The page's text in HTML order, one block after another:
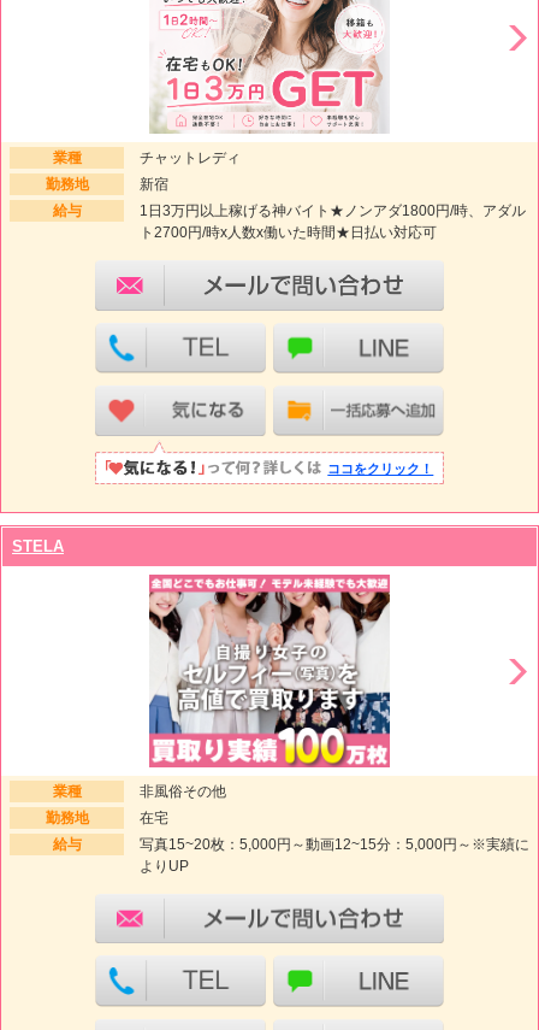
業種
チャットレディ
勤務地
新宿
給与
1日3万円以上稼げる神バイト★ノンアダ1800円/時、アダル
ト2700円/時x人数x働いた時間★日払い対応可
ココをクリック！
STELA
業種
非風俗その他
勤務地
在宅
給与
写真15~20枚：5,000円～動画12~15分：5,000円～※実績に
よりUP